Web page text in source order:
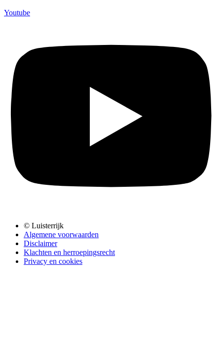
Youtube
© Luisterrijk
Algemene voorwaarden
Disclaimer
Klachten en herroepingsrecht
Privacy en cookies